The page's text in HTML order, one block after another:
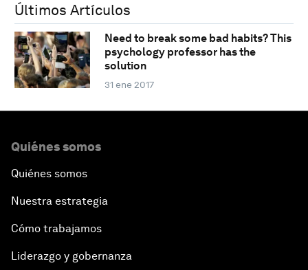
Últimos Artículos
Need to break some bad habits? This
psychology professor has the
solution
31 ene 2017
Quiénes somos
Quiénes somos
Nuestra estrategia
Cómo trabajamos
Liderazgo y gobernanza